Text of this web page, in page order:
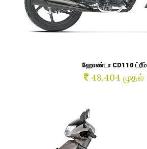
ஹோண்டா CD110 ட்ரீம்
48,404 முதல்